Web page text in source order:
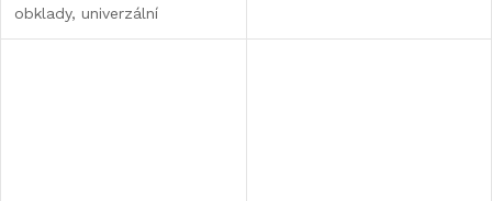
obklady, univerzální